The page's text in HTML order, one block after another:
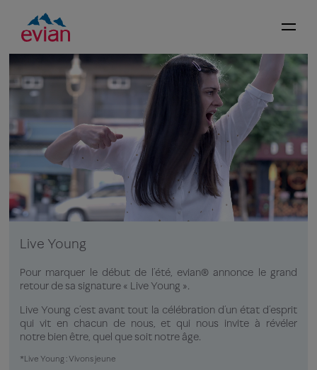
Live Young
Pour marquer le début de l’été, evian® annonce le grand
retour de sa signature « Live Young »​.
Live Young c’est avant tout la célébration d’un état d’esprit
qui vit en chacun de nous, et qui nous invite à révéler
notre bien être, quel que soit notre âge.​
*Live Young : Vivons jeune